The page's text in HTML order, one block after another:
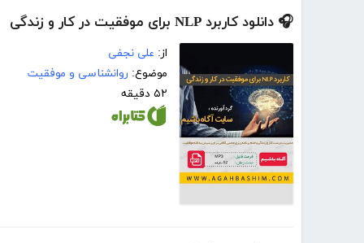
🎧 دانلود کاربرد NLP برای موفقیت در کار و زندگی
از: علی نجفی
موضوع: روانشناسی و موفقیت
۵۲ دقیقه